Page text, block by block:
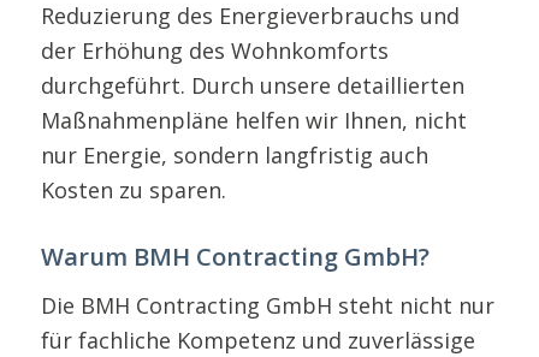
Reduzierung des Energieverbrauchs und
der Erhöhung des Wohnkomforts
durchgeführt. Durch unsere detaillierten
Maßnahmenpläne helfen wir Ihnen, nicht
nur Energie, sondern langfristig auch
Kosten zu sparen.
Warum BMH Contracting GmbH?
Die BMH Contracting GmbH steht nicht nur
für fachliche Kompetenz und zuverlässige